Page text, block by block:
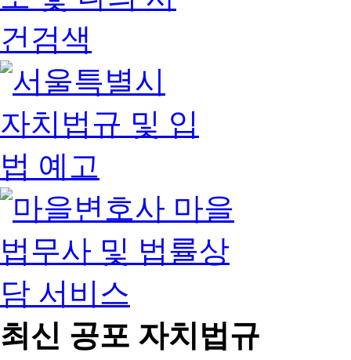
최신 공포 자치법규